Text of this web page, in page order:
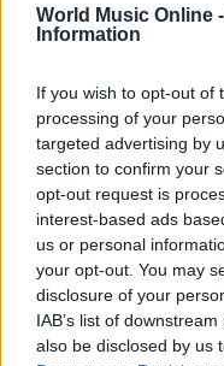
World Music Online -
Information
If you wish to opt-out of
processing of your
targeted advertising by
section to confirm your
opt-out request is
interest-based ads
us or personal
your opt-out. You may
disclosure of your
IAB’s list of
also be disclosed by us
Continua a
NEWS